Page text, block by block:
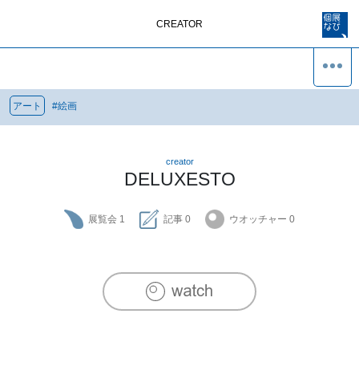
CREATOR
アート #絵画
creator
DELUXESTO
展覧会 1 記事 0 ウオッチャー 0